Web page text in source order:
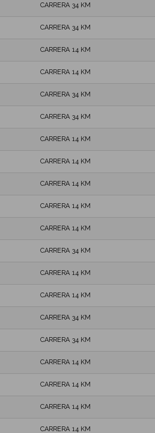
CARRERA 34 KM
CARRERA 34 KM
CARRERA 14 KM
CARRERA 14 KM
CARRERA 34 KM
CARRERA 34 KM
CARRERA 14 KM
CARRERA 14 KM
CARRERA 14 KM
CARRERA 14 KM
CARRERA 14 KM
CARRERA 34 KM
CARRERA 14 KM
CARRERA 14 KM
CARRERA 34 KM
CARRERA 34 KM
CARRERA 14 KM
CARRERA 14 KM
CARRERA 14 KM
CARRERA 14 KM